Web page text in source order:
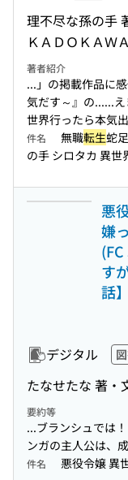
理不尽な孫の手
ＫＡＤＯＫＡＷＡ
著者紹介
...」の掲載作品に
気だす～』の......
世界行ったら本気
件名 無職転生蛇
の手 シロタカ 異世
悪
嫌
す
話
デジタル
たなせたな 著・
要約等
...ブランシュでは
ンガの主人公は、
件名 悪役令嬢 異